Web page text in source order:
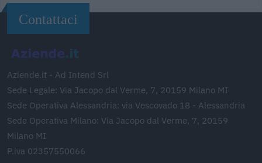
Contattaci
Aziende.it - Ad Intend Srl
Sede Legale: Via Jacopo dal Verme, 7, 20159 Milano MI
Sede Operativa Alessandria: via Vescovado 18 - Alessandria
Sede Operativa Milano: Via Jacopo dal Verme, 7, 20159
Milano MI
P.iva 02357550066